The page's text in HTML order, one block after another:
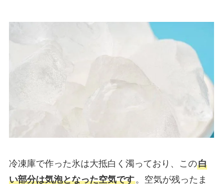
冷凍庫で作った氷は大抵白く濁っており、この白
い部分は気泡となった空気です。空気が残ったま